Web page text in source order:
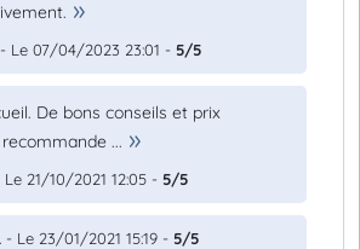
- Le 07/04/2023 23:01 - 5/5
De bons conseils et prix
...
Le 21/10/2021 12:05 - 5/5
- Le 23/01/2021 15:19 - 5/5